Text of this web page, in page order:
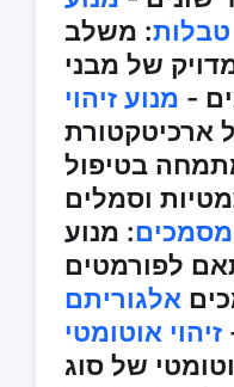
טבלות: משלב CNN ורשתות
של מבני
- מנוע זיהוי
ארכיטקטורת
בטיפול
וסמלים
מסמכים: מנוע
לפורמטים
אלגוריתם
זיהוי אוטומטי
של סוג